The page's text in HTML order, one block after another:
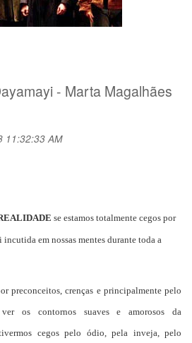
- Marta Magalhães
11:32:33 AM
se estamos totalmente cegos por
incutida em nossas mentes durante toda a
preconceitos, crenças e principalmente pelo
ver os contornos suaves e amorosos da
cegos pelo ódio, pela inveja, pelo